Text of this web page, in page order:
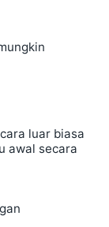
luar biasa
awal secara